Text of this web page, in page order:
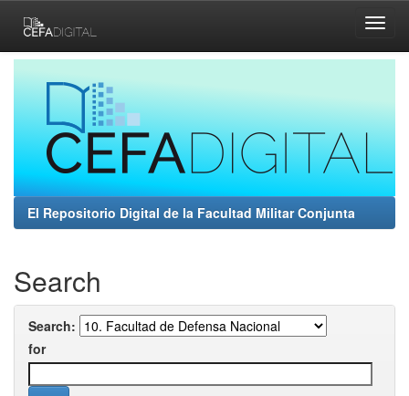
navigation
El Repositorio Digital de la Facultad Militar Conjunta
Search
Search:
for